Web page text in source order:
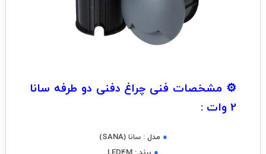
⚙️ مشخصات فنی چراغ دفنی دو طرفه سانا
2 وات :
● مدل : سانا (SANA)